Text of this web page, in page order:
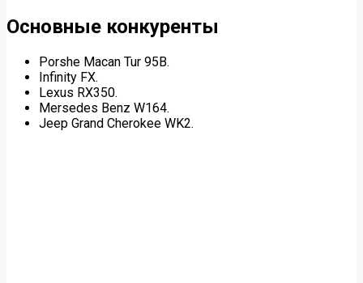
Основные конкуренты
Porshe Macan Tur 95B.
Infinity FX.
Lexus RX350.
Mersedes Benz W164.
Jeep Grand Cherokee WK2.